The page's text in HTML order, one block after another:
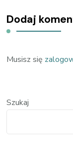
Dodaj
Musisz się
Szukaj